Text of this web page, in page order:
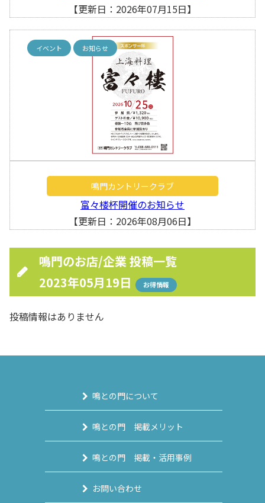
【更新日：2026年07月15日】
イベント お知らせ
鳴門カントリークラブ
富々楼杯開催のお知らせ
【更新日：2026年08月06日】
鳴門のお店/企業 投稿一覧
2023年05月19日
お得情報
投稿情報はありません
鳴との門について
鳴との門 掲載メリット
鳴との門 掲載・活用事例
お問い合わせ